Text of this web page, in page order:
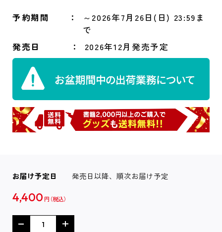
予約期間
～2026年7月26日(日) 23:59ま
で
発売日
2026年12月発売予定
お届け予定日 発売日以降、順次お届け予定
4,400 円